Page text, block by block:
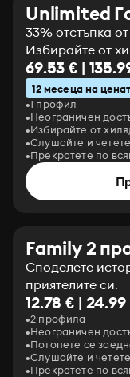
Unlimited
33% отстъпка
Избирайте от
69.53 € |
12 месеца на
1 профил
Неограничен
Избирайте от
Слушайте и
Прекратете по
Family 2
Споделете
приятелите си.
12.78 € |
2 профила
Неограничен
Потопете се
Слушайте и
Прекратете по